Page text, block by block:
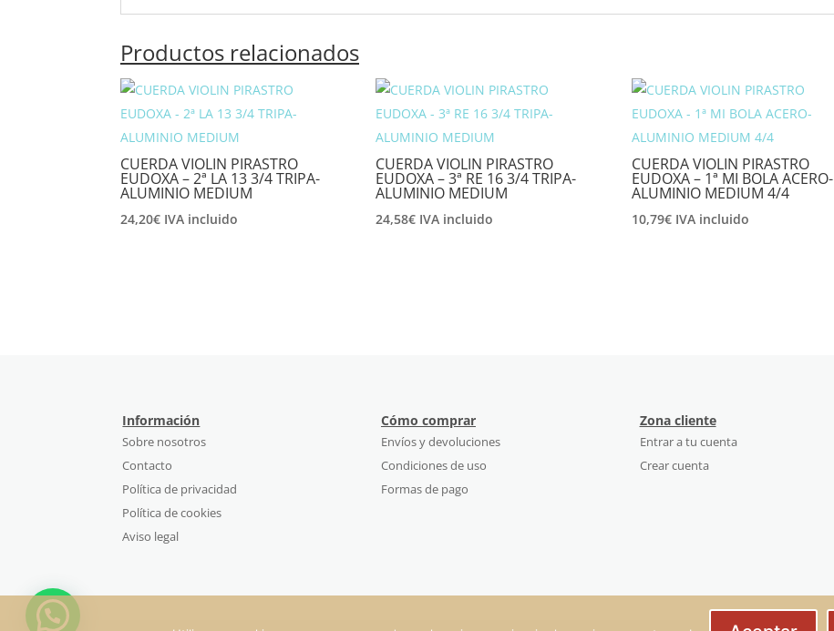
Productos relacionados
CUERDA VIOLIN PIRASTRO
EUDOXA – 2ª LA 13 3/4 TRIPA-
ALUMINIO MEDIUM
24,20€ IVA incluido
CUERDA VIOLIN PIRASTRO
EUDOXA – 3ª RE 16 3/4 TRIPA-
ALUMINIO MEDIUM
24,58€ IVA incluido
CUERDA VIOLIN PIRASTRO
EUDOXA – 1ª MI BOLA ACERO-
ALUMINIO MEDIUM 4/4
10,79€ IVA incluido
Información
Sobre nosotros
Contacto
Política de privacidad
Política de cookies
Aviso legal
Cómo comprar
Envíos y devoluciones
Condiciones de uso
Formas de pago
Zona cliente
Entrar a tu cuenta
Crear cuenta